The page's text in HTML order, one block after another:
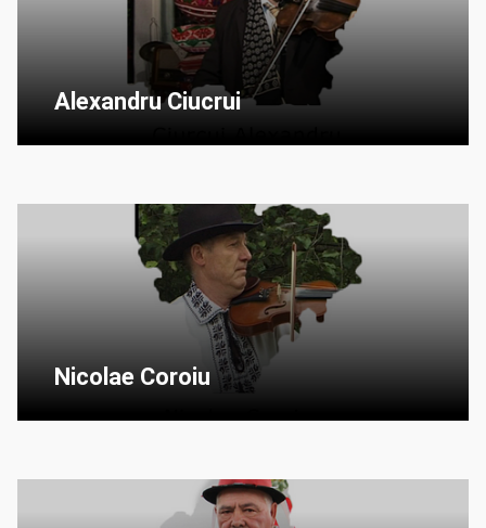
Alexandru Ciucrui
Nicolae Coroiu